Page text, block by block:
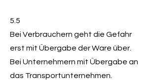
5.5
Bei Verbrauchern geht die Gefahr
erst mit Übergabe der Ware über.
Bei Unternehmern mit Übergabe an
das Transportunternehmen.